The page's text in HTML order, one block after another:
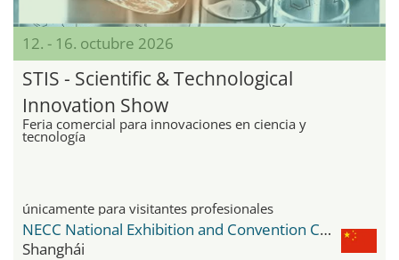
12. - 16. octubre 2026
STIS - Scientific & Technological
Innovation Show
Feria comercial para innovaciones en ciencia y
tecnología
únicamente para visitantes profesionales
NECC National Exhibition and Convention Center
Shanghái